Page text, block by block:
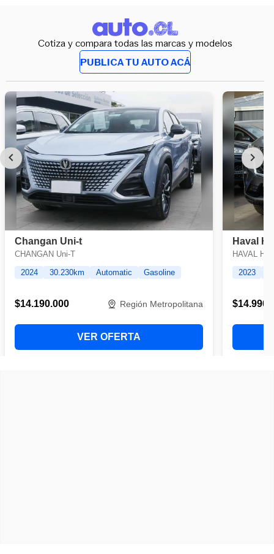
Cotiza y compara todas las marcas y modelos
PUBLICA TU AUTO ACÁ